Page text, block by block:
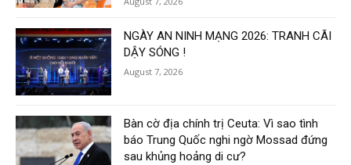
NGÀY AN NINH MẠNG 2026: TRANH CÃI
DẬY SÓNG !
August 7, 2026
Bàn cờ địa chính trị Ceuta: Vì sao tình
báo Trung Quốc nghi ngờ Mossad đứng
sau khủng hoảng di cư?